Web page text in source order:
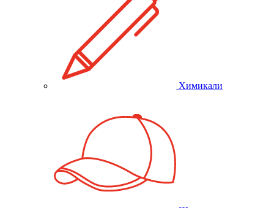
Химикали